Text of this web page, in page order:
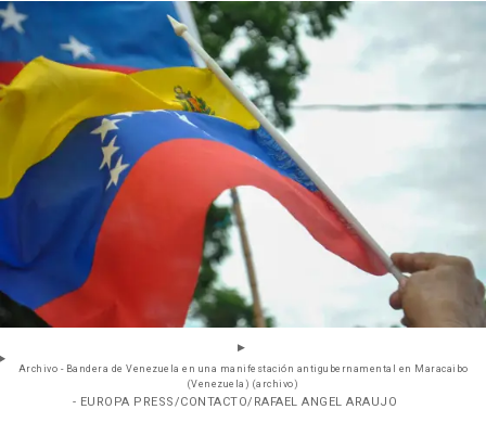
Archivo - Bandera de Venezuela en una manifestación antigubernamental en Maracaibo
(Venezuela) (archivo)
- EUROPA PRESS/CONTACTO/RAFAEL ANGEL ARAUJO